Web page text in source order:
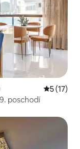
5 (17)
poschodí